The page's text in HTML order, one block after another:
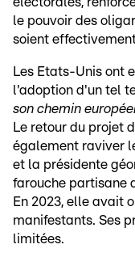
le pouvoir des
soient
Les Etats-Unis ont
l'adoption d'un tel
son chemin
Le retour du projet
également raviver
et la présidente
farouche partisane
En 2023, elle avait
manifestants. Ses
limitées.